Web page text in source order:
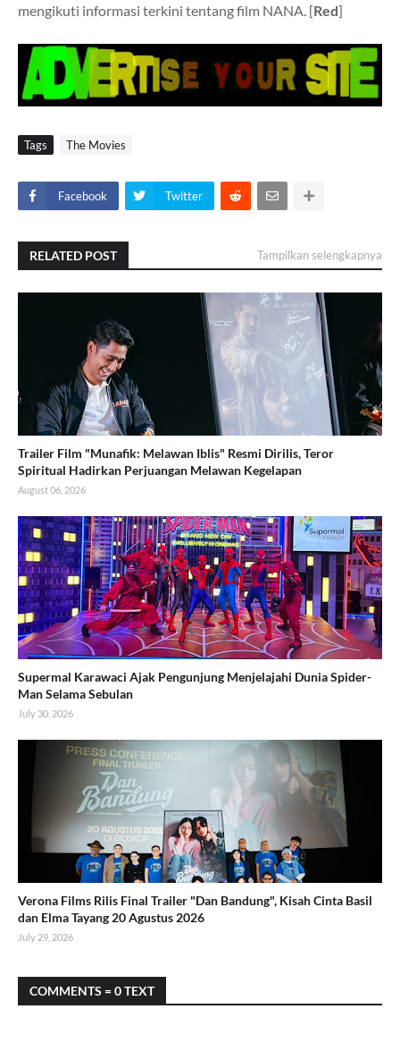
mengikuti informasi terkini tentang film NANA. [Red]
Tags The Movies
Facebook Twitter
RELATED POST Tampilkan selengkapnya
Trailer Film "Munafik: Melawan Iblis" Resmi Dirilis, Teror
Spiritual Hadirkan Perjuangan Melawan Kegelapan
August 06, 2026
Supermal Karawaci Ajak Pengunjung Menjelajahi Dunia Spider-
Man Selama Sebulan
July 30, 2026
Verona Films Rilis Final Trailer "Dan Bandung", Kisah Cinta Basil
dan Elma Tayang 20 Agustus 2026
July 29, 2026
COMMENTS = 0 TEXT